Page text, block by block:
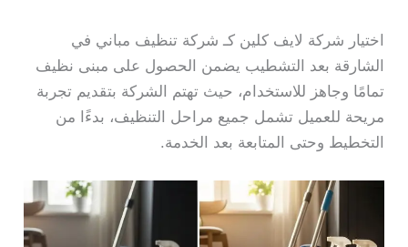
اختيار شركة لايف كلين كـ شركة تنظيف مباني في
الشارقة بعد التشطيب يضمن الحصول على مبنى نظيف
تمامًا وجاهز للاستخدام، حيث تهتم الشركة بتقديم تجربة
مريحة للعميل تشمل جميع مراحل التنظيف، بدءًا من
التخطيط وحتى المتابعة بعد الخدمة.